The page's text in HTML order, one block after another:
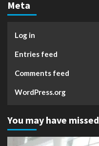
Meta
Log in
Entries feed
Comments feed
WordPress.org
You may have missed